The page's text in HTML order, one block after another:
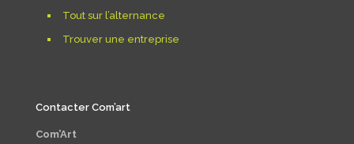
Tout sur l’alternance
Trouver une entreprise
Contacter Com’art
Com’Art